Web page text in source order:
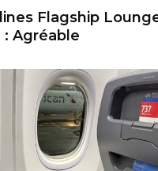
Flagship
Agréable